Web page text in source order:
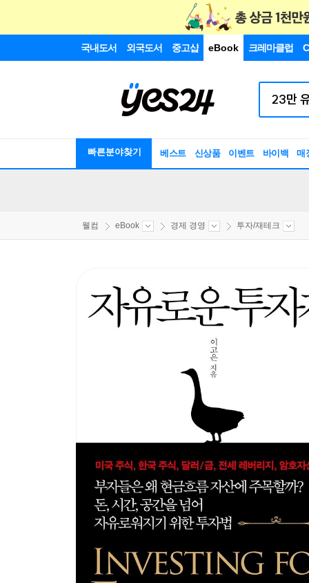
국내도서 외국도서 중고샵 eBook 크레마클럽
빠른분야찾기 베스트 신상품 이벤트 바이백 매
웰컴 eBook 경제 경영 투자/재테크